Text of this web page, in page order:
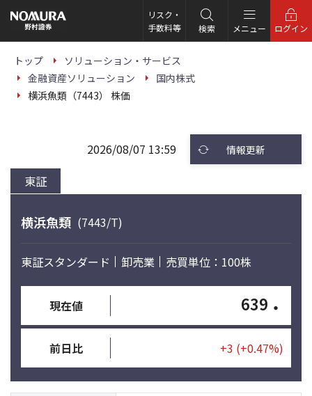
の
ー
リスク・
手数料等
検索 メニュー ログイン
トップ
ソリューション・サービス
金融資産ソリューション
国内株式
横浜魚類（7443） 株価
東証
2026/08/07 13:59 情報更新
横浜魚類 (7443/T)
東証スタンダード 卸売業 売買単位：100株
現在値 639 ・
前日比 +3 (+0.47%)